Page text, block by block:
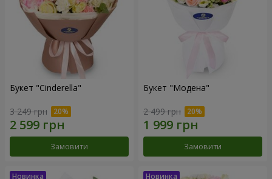
Букет "Cinderella"
3 249 грн
Замовити
Букет "Модена"
2 499 грн
Замовити